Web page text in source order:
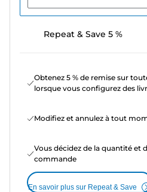
Repeat & Save 5 %
Obtenez 5 % de remise sur
lorsque vous configurez des
Modifiez et annulez à tout
Vous décidez de la quantité et
commande
En savoir plus sur Repeat & Save